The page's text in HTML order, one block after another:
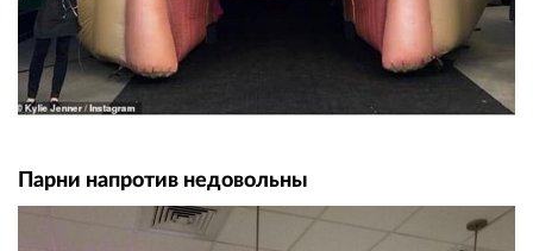
Парни напротив недовольны